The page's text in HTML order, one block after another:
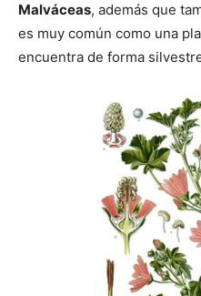
Malváceas, además que
es muy común como una
encuentra de forma